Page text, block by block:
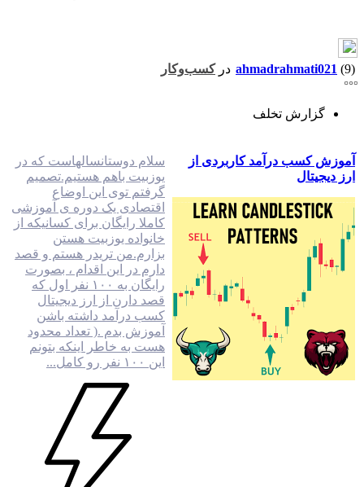
ahmadrahmati021 (9) درکسب‌وکار
گزارش تخلف
آموزش کسب درآمد کاربردی از
ارز دیجیتال
سلام دوستانسالهاست که در
یوزبیت باهم هستیم.تصمیم
گرفتم توی این اوضاع
اقتصادی یک دوره ی آموزشی
کاملا رایگان برای کسانیکه از
خانواده یوزبیت هستن
بزارم.من تریدر هستم و قصد
دارم در این اقدام ، بصورت
رایگان به ۱۰۰ نفر اول که
قصد دارن از ارز دیجیتال
کسب درآمد داشته باشن
آموزش بدم .( تعداد محدود
هست به خاطر اینکه بتونم
این ۱۰۰ نفر رو کامل...